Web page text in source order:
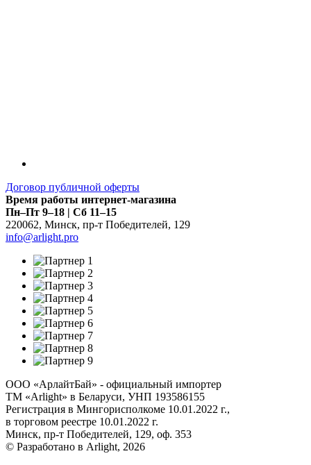
Договор публичной оферты
Время работы интернет-магазина
Пн–Пт 9–18 | Сб 11–15
220062, Минск, пр-т Победителей, 129
info@arlight.pro
ООО «АрлайтБай» - официальный импортер
ТМ «Arlight» в Беларуси, УНП 193586155
Регистрация в Мингорисполкоме 10.01.2022 г.,
в торговом реестре 10.01.2022 г.
Минск, пр-т Победителей, 129, оф. 353
© Разработано в Arlight, 2026